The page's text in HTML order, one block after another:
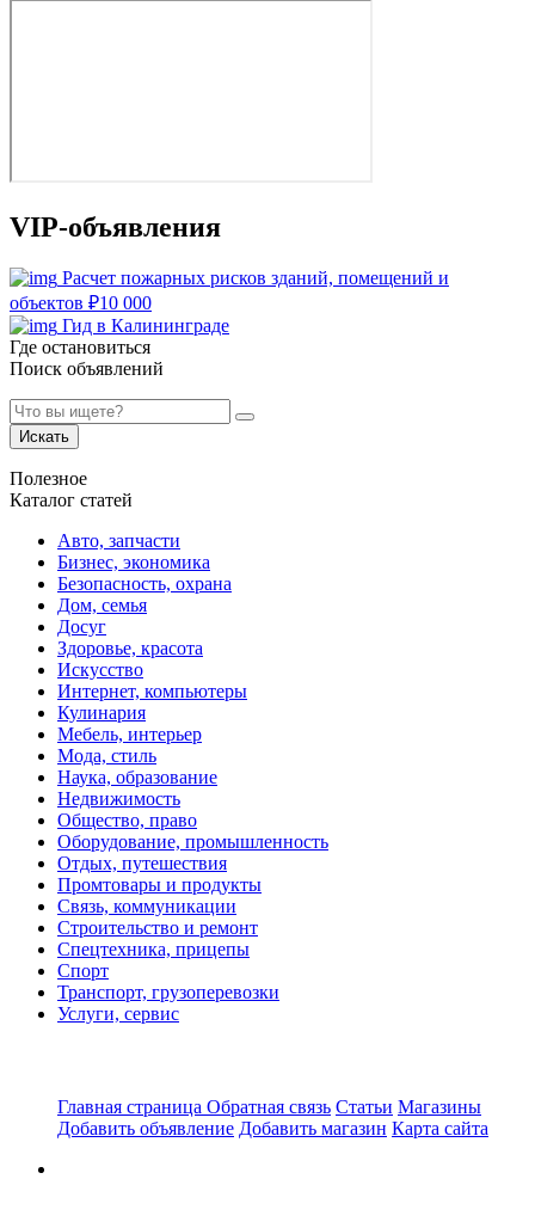
VIP-объявления
Расчет пожарных рисков зданий, помещений и
объектов ₽10 000
Гид в Калининграде
Где остановиться
Поиск объявлений
Искать
Полезное
Каталог статей
Авто, запчасти
Бизнес, экономика
Безопасность, охрана
Дом, семья
Досуг
Здоровье, красота
Искусство
Интернет, компьютеры
Кулинария
Мебель, интерьер
Мода, стиль
Наука, образование
Недвижимость
Общество, право
Оборудование, промышленность
Отдых, путешествия
Промтовары и продукты
Связь, коммуникации
Строительство и ремонт
Спецтехника, прицепы
Спорт
Транспорт, грузоперевозки
Услуги, сервис
Главная страница Обратная связь Статьи Магазины
Добавить объявление Добавить магазин Карта сайта